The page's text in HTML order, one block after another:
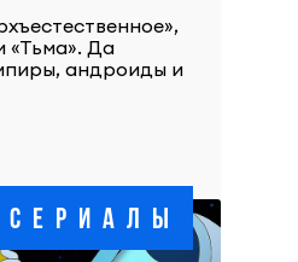
«Тьма». Да
андроиды и